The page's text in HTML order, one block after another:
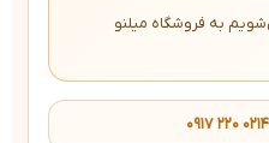
به فروشگاه میلنو
۰۹۱۷ ۲۲۰ ۰۲۱۴